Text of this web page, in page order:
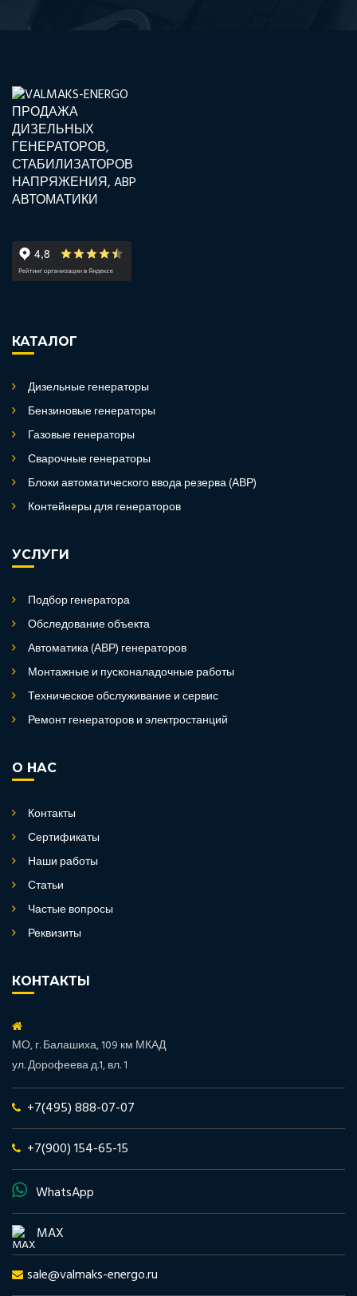
КАТАЛОГ
Дизельные генераторы
Бензиновые генераторы
Газовые генераторы
Сварочные генераторы
Блоки автоматического ввода резерва (АВР)
Контейнеры для генераторов
УСЛУГИ
Подбор генератора
Обследование объекта
Автоматика (АВР) генераторов
Монтажные и пусконаладочные работы
Техническое обслуживание и сервис
Ремонт генераторов и электростанций
О НАС
Контакты
Сертификаты
Наши работы
Статьи
Частые вопросы
Реквизиты
КОНТАКТЫ
МО, г. Балашиха, 109 км МКАД
ул. Дорофеева д.1, вл. 1
+7(495) 888-07-07
+7(900) 154-65-15
WhatsApp
MAX
sale@valmaks-energo.ru